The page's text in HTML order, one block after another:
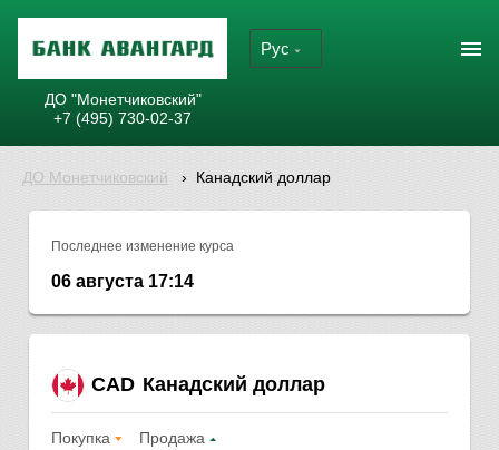
Рус
ДО "Монетчиковский"
+7 (495) 730-02-37
ДО Монетчиковский › Канадский доллар
Последнее изменение курса
06 августа 17:14
CAD Канадский доллар
Покупка Продажа